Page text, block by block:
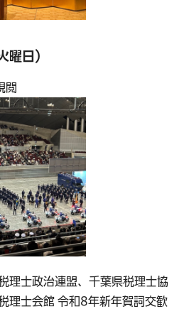
曜日）
閲
理士政治連盟、千葉県税理士協
理士会館 令和8年新年賀詞交歓